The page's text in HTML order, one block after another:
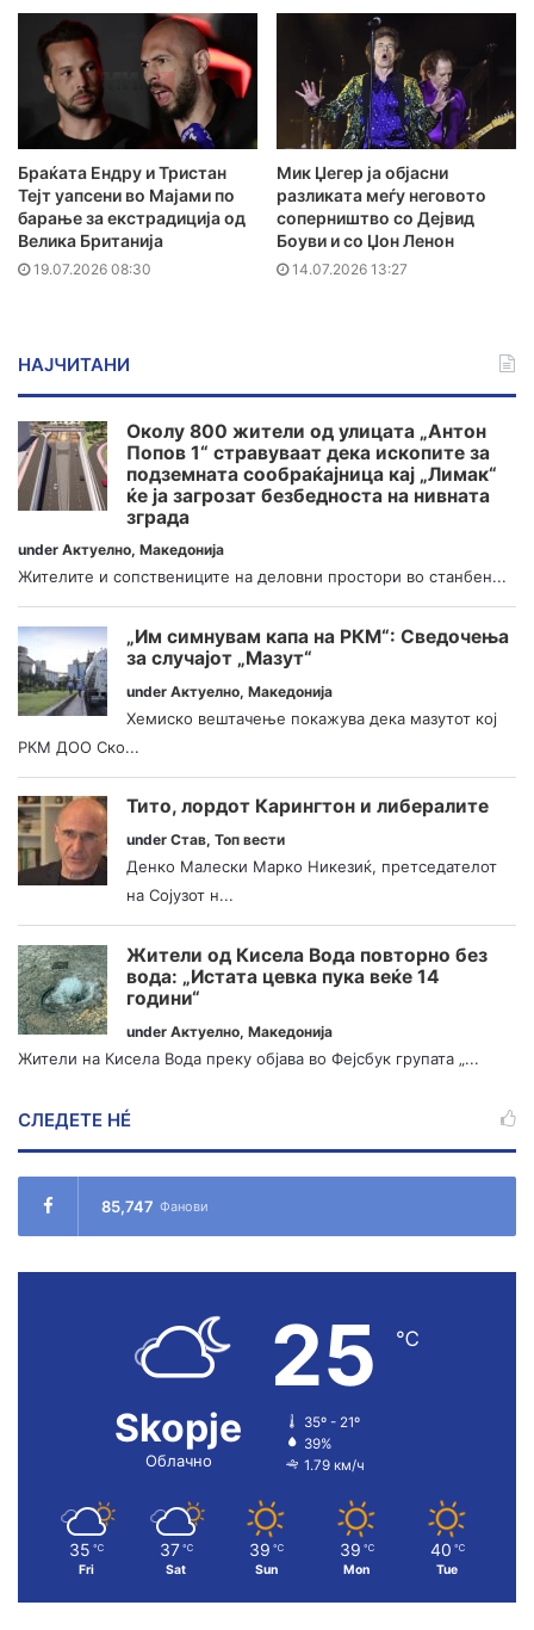
Браќата Ендру и Тристан
Тејт уапсени во Мајами по
барање за екстрадиција од
Велика Британија
19.07.2026 08:30
Мик Џегер ја објасни
разликата меѓу неговото
соперништво со Дејвид
Боуви и со Џон Ленон
14.07.2026 13:27
НАЈЧИТАНИ
Околу 800 жители од улицата „Антон
Попов 1“ стравуваат дека ископите за
подземната сообраќајница кај „Лимак“
ќе ја загрозат безбедноста на нивната
зграда
under Актуелно, Македонија
Жителите и сопствениците на деловни простори во станбен...
„Им симнувам капа на РКМ“: Сведочења
за случајот „Мазут“
under Актуелно, Македонија
Хемиско вештачење покажува дека мазутот кој
РКМ ДОО Ско...
Тито, лордот Карингтон и либералите
under Став, Топ вести
Денко Малески Марко Никезиќ, претседателот
на Сојузот н...
Жители од Кисела Вода повторно без
вода: „Истата цевка пука веќе 14
години“
under Актуелно, Македонија
Жители на Кисела Вода преку објава во Фејсбук групата „...
СЛЕДЕТЕ НÉ
85,747 Фанови
Skopje
Облачно
25 ℃
35º - 21º
39%
1.79 км/ч
35 ℃
Fri
37 ℃
Sat
39 ℃
Sun
39 ℃
Mon
40 ℃
Tue